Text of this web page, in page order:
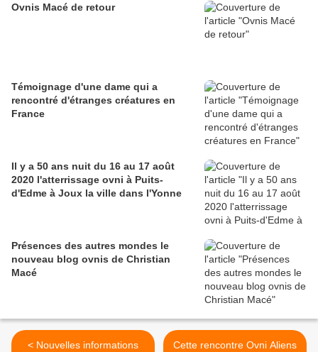
Ovnis Macé de retour
Témoignage d'une dame qui a
rencontré d'étranges créatures en
France
Il y a 50 ans nuit du 16 au 17 août
2020 l'atterrissage ovni à Puits-
d'Edme à Joux la ville dans l'Yonne
Présences des autres mondes le
nouveau blog ovnis de Christian
Macé
< Nouvelles informations
Cette rencontre Ovni Aliens